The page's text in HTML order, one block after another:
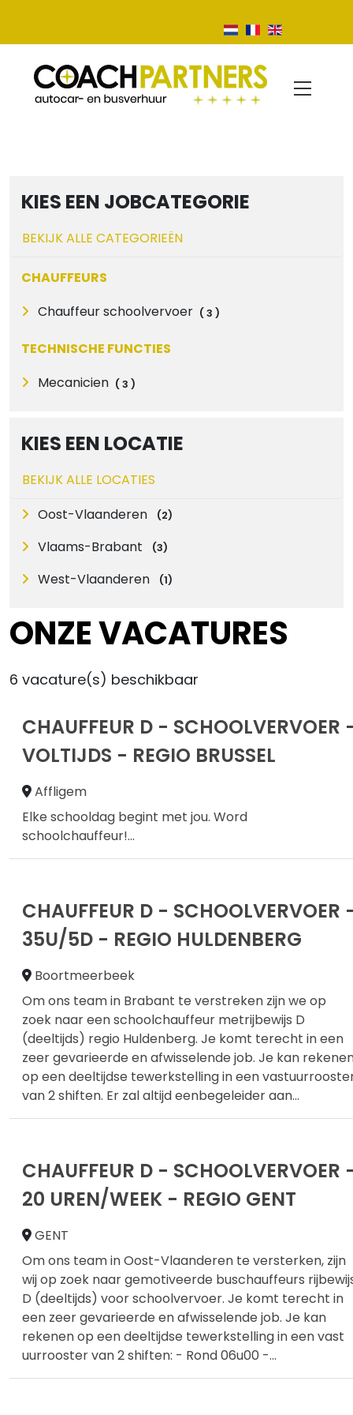
KIES EEN JOBCATEGORIE
BEKIJK ALLE CATEGORIEËN
CHAUFFEURS
Chauffeur schoolvervoer ( 3 )
TECHNISCHE FUNCTIES
Mecanicien ( 3 )
KIES EEN LOCATIE
BEKIJK ALLE LOCATIES
Oost-Vlaanderen
(2)
Vlaams-Brabant (3)
West-Vlaanderen (1)
ONZE VACATURES
6 vacature(s) beschikbaar
CHAUFFEUR D - SCHOOLVERVOER
VOLTIJDS - REGIO BRUSSEL
Affligem
Elke schooldag begint met jou. Word
schoolchauffeur!...
CHAUFFEUR D - SCHOOLVERVOER
35U/5D - REGIO HULDENBERG
Boortmeerbeek
Om ons team in Brabant te verstreken zijn we op
zoek naar een schoolchauffeur metrijbewijs D
(deeltijds) regio Huldenberg. Je komt terecht in een
zeer gevarieerde en afwisselende job. Je kan
op een deeltijdse tewerkstelling in een
van 2 shiften. Er zal altijd eenbegeleider aan...
CHAUFFEUR D - SCHOOLVERVOER
20 UREN/WEEK - REGIO GENT
GENT
Om ons team in Oost-Vlaanderen te versterken, zijn
wij op zoek naar gemotiveerde buschauffeurs
D (deeltijds) voor schoolvervoer. Je komt terecht in
een zeer gevarieerde en afwisselende job. Je kan
rekenen op een deeltijdse tewerkstelling in een vast
uurrooster van 2 shiften: - Rond 06u00 -...